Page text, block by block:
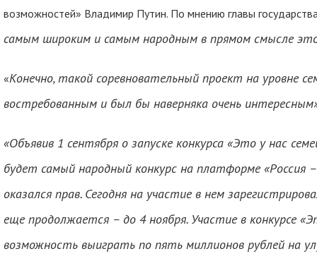
возможностей» Владимир Путин. По мнению главы
самым широким и самым народным в прямом смысле
«Конечно, такой соревновательный проект на уровне
востребованным и был бы наверняка очень
«Объявив 1 сентября о запуске конкурса «Это у нас
будет самый народный конкурс на платформе «Россия
оказался прав. Сегодня на участие в нем
еще продолжается – до 4 ноября. Участие в конкурсе
возможность выиграть по пять миллионов рублей на